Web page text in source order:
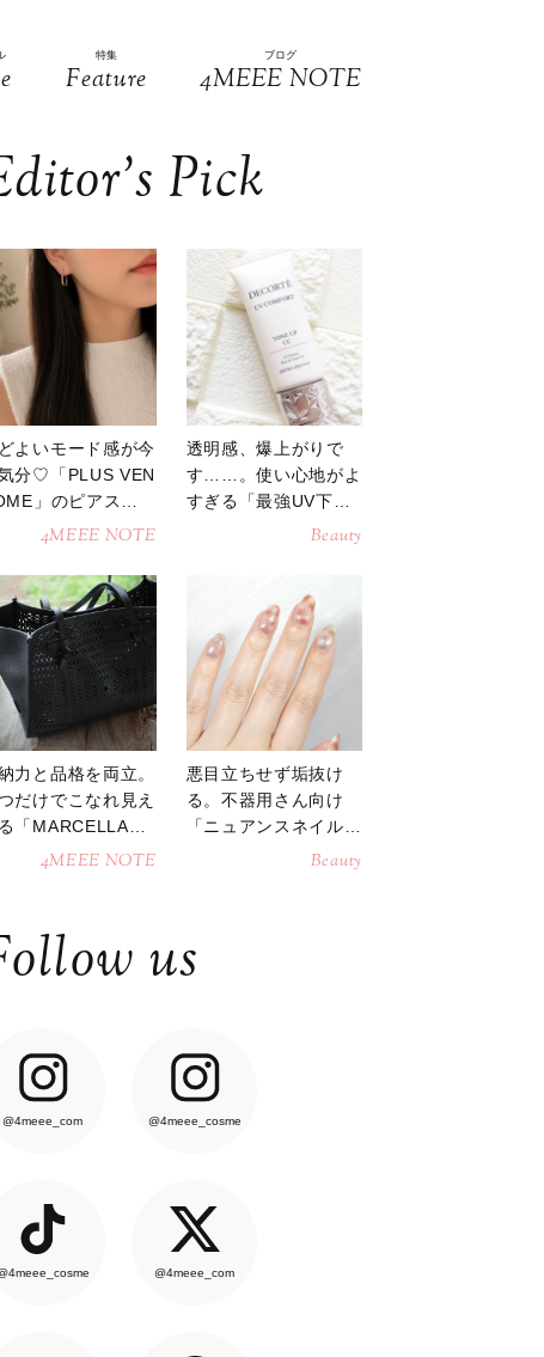
特集
Feature
ブログ
4MEEE NOTE
Pick
よいモード感が今
分♡「PLUS VEN
」のピアスが
4MEEE NOTE
透明感、爆上がりで
す……。使い心地がよ
すぎる「最強UV下
Beauty
力と品格を両立。
だけでこなれ見え
「MARCELLAト
トバッグ」
4MEEE NOTE
悪目立ちせず垢抜け
る。不器用さん向け
「ニュアンスネイル」
Beauty
us
@4meee_com @4meee_cosme
@4meee_com